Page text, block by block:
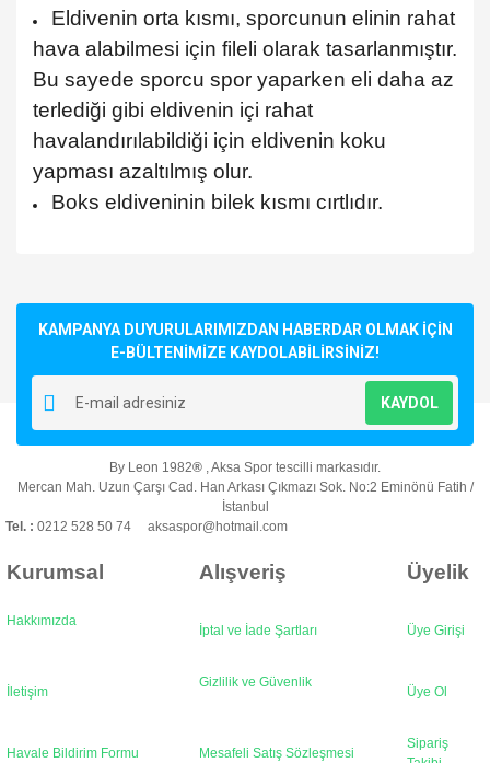
Eldivenin orta kısmı, sporcunun elinin rahat
hava alabilmesi için fileli olarak tasarlanmıştır.
Bu sayede sporcu spor yaparken eli daha az
terlediği gibi eldivenin içi rahat
havalandırılabildiği için eldivenin koku
yapması azaltılmış olur.
Boks eldiveninin bilek kısmı cırtlıdır.
Yorum Yaz
kullanarak tarafımıza iletebilirsiniz.
Görüş ve önerileriniz için teşekkür ederiz.
Ürün resmi kalitesiz, bozuk veya görüntülenemiyor.
Ürün açıklamasında eksik bilgiler bulunuyor.
Ürün bilgilerinde hatalar bulunuyor.
Ürün fiyatı diğer sitelerden daha pahalı.
Bu ürüne benzer farklı alternatifler olmalı.
KAMPANYA DUYURULARIMIZDAN HABERDAR OLMAK İÇİN
E-BÜLTENİMİZE KAYDOLABİLİRSİNİZ!
KAYDOL
By Leon 1982® , Aksa Spor tescilli markasıdır.
Mercan Mah. Uzun Çarşı Cad. Han Arkası Çıkmazı Sok. No:2 Eminönü Fatih /
İstanbul
Tel. : 0212 528 50 74 aksaspor@hotmail.com
Kurumsal Alışveriş Üyelik
Hakkımızda
İptal ve İade Şartları Üye Girişi
İletişim
Gizlilik ve Güvenlik
Üye Ol
Havale Bildirim Formu Mesafeli Satış Sözleşmesi
Sipariş